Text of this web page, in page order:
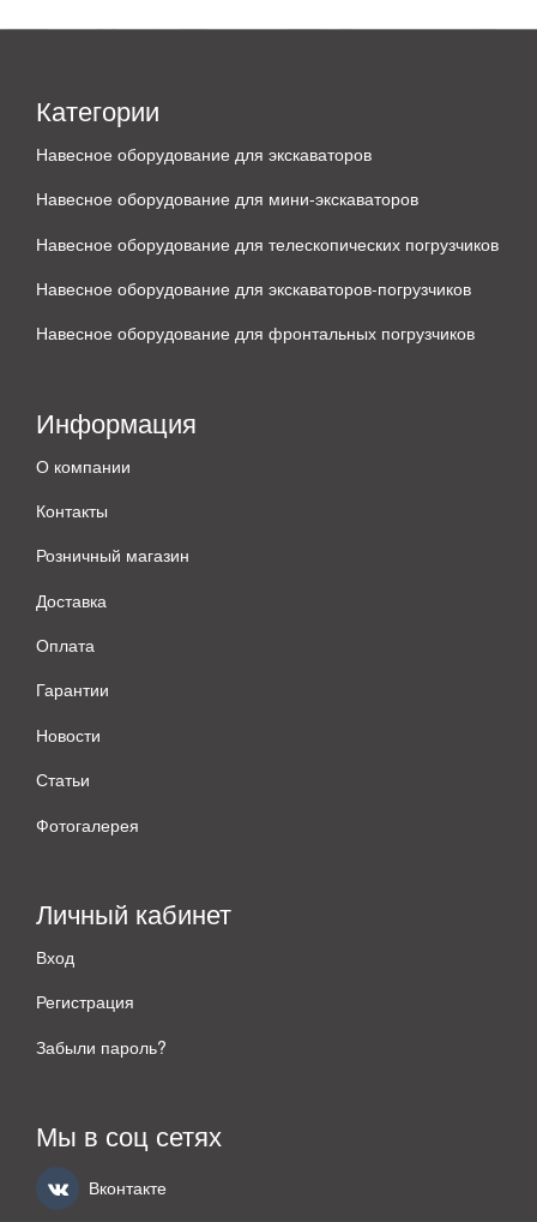
Категории
Навесное оборудование для экскаваторов
Навесное оборудование для мини-экскаваторов
Навесное оборудование для телескопических погрузчиков
Навесное оборудование для экскаваторов-погрузчиков
Навесное оборудование для фронтальных погрузчиков
Информация
О компании
Контакты
Розничный магазин
Доставка
Оплата
Гарантии
Новости
Статьи
Фотогалерея
Личный кабинет
Вход
Регистрация
Забыли пароль?
Мы в соц сетях
Вконтакте